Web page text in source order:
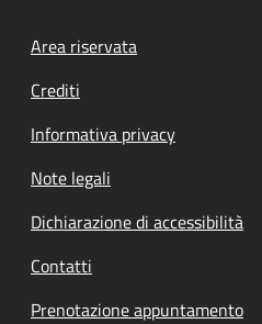
Footer menu
Area riservata
Crediti
Informativa privacy
Note legali
Dichiarazione di accessibilità
Contatti
Prenotazione appuntamento